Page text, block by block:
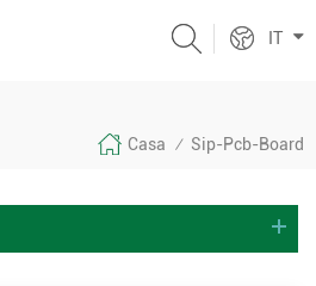
IT
Casa / Sip-Pcb-Board